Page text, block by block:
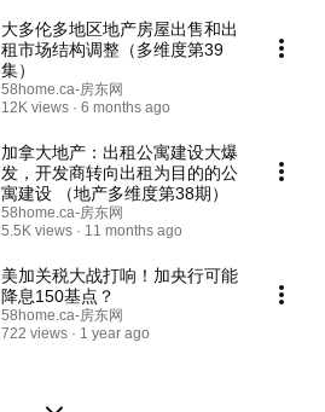
大多伦多地区地产房屋出售和出
租市场结构调整（多维度第39
集）
58home.ca-房东网
12K views
6 months ago
加拿大地产：出租公寓建设大爆
发，开发商转向出租为目的的公
寓建设 （地产多维度第38期）
58home.ca-房东网
5.5K views
11 months ago
美加关税大战打响！加央行可能
降息150基点？
58home.ca-房东网
722 views
1 year ago